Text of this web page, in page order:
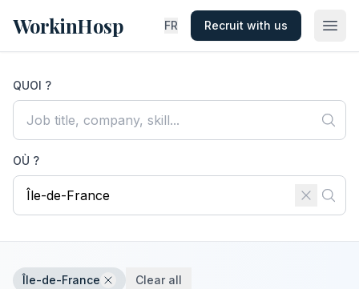
WorkinHosp FR Recruit with us
QUOI ?
OÙ ?
Île-de-France Clear all